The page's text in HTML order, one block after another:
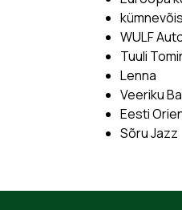
WULF
Tuuli
Lenna
Veeriku
Eesti
Sõru Jazz